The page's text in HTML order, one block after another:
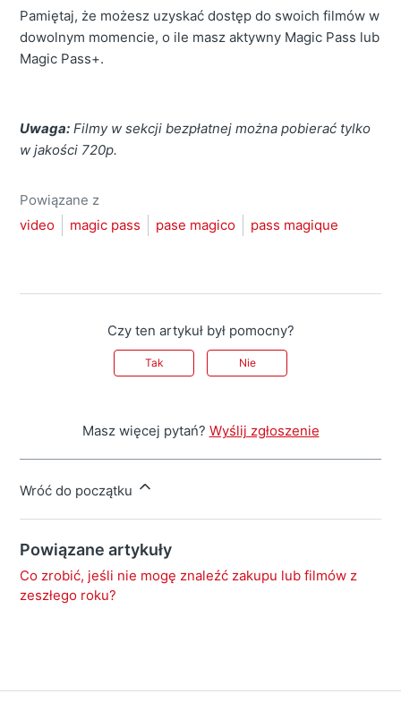
Pamiętaj, że możesz uzyskać dostęp do swoich filmów w
dowolnym momencie, o ile masz aktywny Magic Pass lub
Magic Pass+.
Uwaga: Filmy w sekcji bezpłatnej można pobierać tylko
w jakości 720p.
Powiązane z
video
magic pass pase magico pass magique
Czy ten artykuł był pomocny?
Tak Nie
Masz więcej pytań? Wyślij zgłoszenie
Wróć do początku
Powiązane artykuły
Co zrobić, jeśli nie mogę znaleźć zakupu lub filmów z
zeszłego roku?